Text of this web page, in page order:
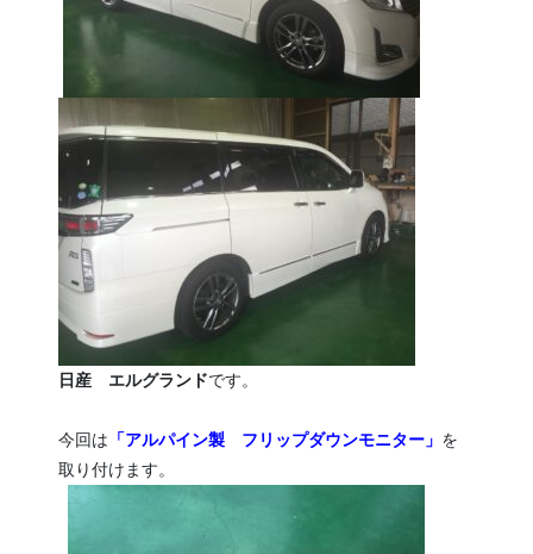
日産 エルグランドです。
今回は 「アルパイン製 フリップダウンモニター」 を
取り付けます。